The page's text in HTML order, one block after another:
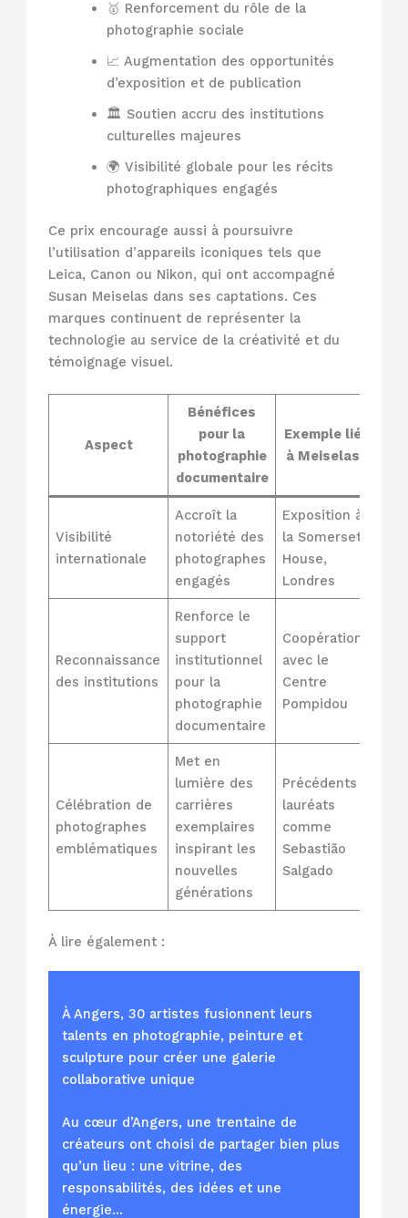
🥇 Renforcement du rôle de la
photographie sociale
📈 Augmentation des opportunités
d’exposition et de publication
🏛️ Soutien accru des institutions
culturelles majeures
🌍 Visibilité globale pour les récits
photographiques engagés
Ce prix encourage aussi à poursuivre
l’utilisation d’appareils iconiques tels que
Leica, Canon ou Nikon, qui ont accompagné
Susan Meiselas dans ses captations. Ces
marques continuent de représenter la
technologie au service de la créativité et du
témoignage visuel.
Aspect
Bénéfices
pour la
photographie
documentaire
Exemple lié
à Meiselas
Visibilité
internationale
Accroît la
notoriété des
photographes
engagés
Exposition à
la Somerset
House,
Londres
Reconnaissance
des institutions
Renforce le
support
institutionnel
pour la
photographie
documentaire
Coopération
avec le
Centre
Pompidou
Célébration de
photographes
emblématiques
Met en
lumière des
carrières
exemplaires
inspirant les
nouvelles
générations
Précédents
lauréats
comme
Sebastião
Salgado
À lire également :
À Angers, 30 artistes fusionnent leurs
talents en photographie, peinture et
sculpture pour créer une galerie
collaborative unique
Au cœur d’Angers, une trentaine de
créateurs ont choisi de partager bien plus
qu’un lieu : une vitrine, des
responsabilités, des idées et une
énergie…